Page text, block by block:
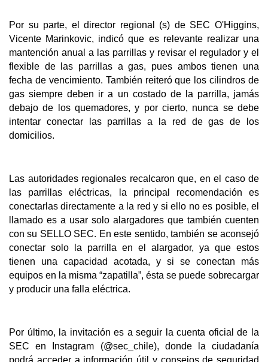
Por su parte, el director regional (s) de SEC O'Higgins,
Vicente Marinkovic, indicó que es relevante realizar una
mantención anual a las parrillas y revisar el regulador y el
flexible de las parrillas a gas, pues ambos tienen una
fecha de vencimiento. También reiteró que los cilindros de
gas siempre deben ir a un costado de la parrilla, jamás
debajo de los quemadores, y por cierto, nunca se debe
intentar conectar las parrillas a la red de gas de los
domicilios.
Las autoridades regionales recalcaron que, en el caso de
las parrillas eléctricas, la principal recomendación es
conectarlas directamente a la red y si ello no es posible, el
llamado es a usar solo alargadores que también cuenten
con su SELLO SEC. En este sentido, también se aconsejó
conectar solo la parrilla en el alargador, ya que estos
tienen una capacidad acotada, y si se conectan más
equipos en la misma “zapatilla”, ésta se puede sobrecargar
y producir una falla eléctrica.
Por último, la invitación es a seguir la cuenta oficial de la
SEC en Instagram (@sec_chile), donde la ciudadanía
podrá acceder a información útil y consejos de seguridad